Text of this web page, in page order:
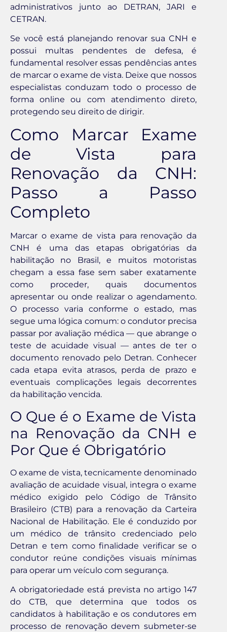
administrativos junto ao DETRAN, JARI e
CETRAN.
Se você está planejando renovar sua CNH e
possui multas pendentes de defesa, é
fundamental resolver essas pendências antes
de marcar o exame de vista. Deixe que nossos
especialistas conduzam todo o processo de
forma online ou com atendimento direto,
protegendo seu direito de dirigir.
Como Marcar Exame
de Vista para
Renovação da CNH:
Passo a Passo
Completo
Marcar o exame de vista para renovação da
CNH é uma das etapas obrigatórias da
habilitação no Brasil, e muitos motoristas
chegam a essa fase sem saber exatamente
como proceder, quais documentos
apresentar ou onde realizar o agendamento.
O processo varia conforme o estado, mas
segue uma lógica comum: o condutor precisa
passar por avaliação médica — que abrange o
teste de acuidade visual — antes de ter o
documento renovado pelo Detran. Conhecer
cada etapa evita atrasos, perda de prazo e
eventuais complicações legais decorrentes
da habilitação vencida.
O Que é o Exame de Vista
na Renovação da CNH e
Por Que é Obrigatório
O exame de vista, tecnicamente denominado
avaliação de acuidade visual, integra o exame
médico exigido pelo Código de Trânsito
Brasileiro (CTB) para a renovação da Carteira
Nacional de Habilitação. Ele é conduzido por
um médico de trânsito credenciado pelo
Detran e tem como finalidade verificar se o
condutor reúne condições visuais mínimas
para operar um veículo com segurança.
A obrigatoriedade está prevista no artigo 147
do CTB, que determina que todos os
candidatos à habilitação e os condutores em
processo de renovação devem submeter-se